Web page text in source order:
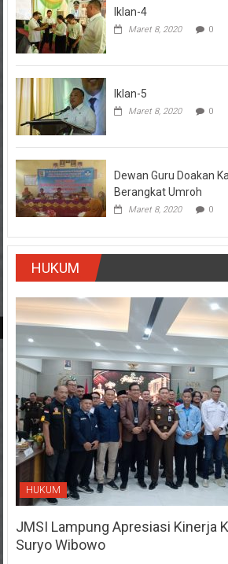
Iklan-4
Maret 8, 2020 0
Iklan-5
Maret 8, 2020 0
Dewan Guru Doakan
Berangkat Umroh
Maret 8, 2020 0
HUKUM
HUKUM
JMSI Lampung Apresiasi Kinerja
Suryo Wibowo